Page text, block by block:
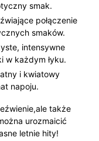
smak.
połączenie
smaków.
intensywne
w każdym łyku.
i kwiatowy
napoju.
także
urozmaicić
letnie hity!